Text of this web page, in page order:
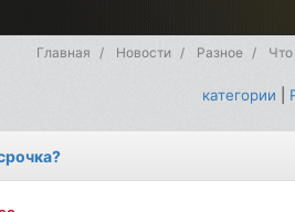
Главная Новости Разное
категории